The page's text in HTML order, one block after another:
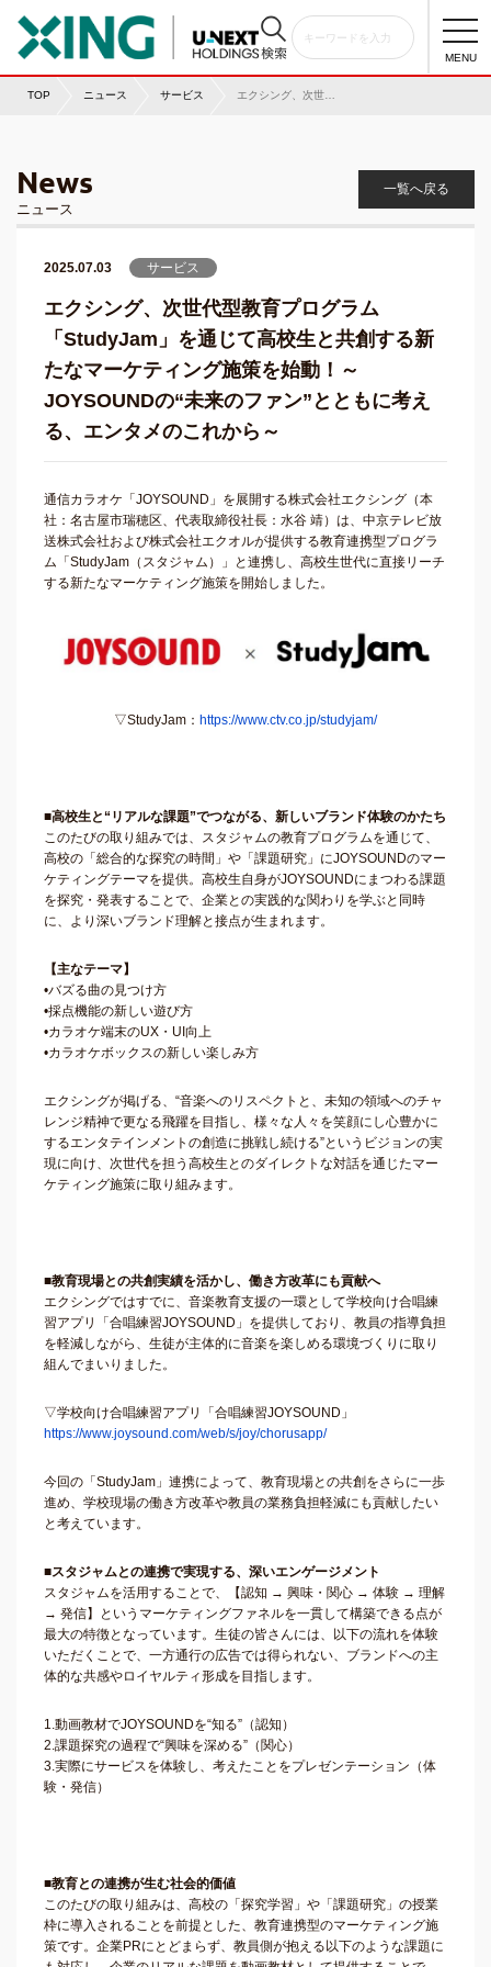
MENU
TOP ニュース サービス エクシング、次世代型教育プログラム「StudyJam」を通じて高校生と共創する新たなマーケティング施策を始動！～JOYSOUNDの“未来のファン”とともに考える、エンタメのこれから～
News
ニュース
一覧へ戻る
2025.07.03 サービス
エクシング、次世代型教育プログラム
「StudyJam」を通じて高校生と共創する新
たなマーケティング施策を始動！～
JOYSOUNDの“未来のファン”とともに考え
る、エンタメのこれから～
通信カラオケ「JOYSOUND」を展開する株式会社エクシング（本
社：名古屋市瑞穂区、代表取締役社長：水谷 靖）は、中京テレビ放
送株式会社および株式会社エクオルが提供する教育連携型プログラ
ム「StudyJam（スタジャム）」と連携し、高校生世代に直接リーチ
する新たなマーケティング施策を開始しました。
▽StudyJam： https://www.ctv.co.jp/studyjam/
■高校生と“リアルな課題”でつながる、新しいブランド体験のかたち
このたびの取り組みでは、スタジャムの教育プログラムを通じて、
高校の「総合的な探究の時間」や「課題研究」にJOYSOUNDのマー
ケティングテーマを提供。高校生自身がJOYSOUNDにまつわる課題
を探究・発表することで、企業との実践的な関わりを学ぶと同時
に、より深いブランド理解と接点が生まれます。
【主なテーマ】
•バズる曲の見つけ方
•採点機能の新しい遊び方
•カラオケ端末のUX・UI向上
•カラオケボックスの新しい楽しみ方
エクシングが掲げる、“音楽へのリスペクトと、未知の領域へのチャ
レンジ精神で更なる飛躍を目指し、様々な人々を笑顔にし心豊かに
するエンタテインメントの創造に挑戦し続ける”というビジョンの実
現に向け、次世代を担う高校生とのダイレクトな対話を通じたマー
ケティング施策に取り組みます。
■教育現場との共創実績を活かし、働き方改革にも貢献へ
エクシングではすでに、音楽教育支援の一環として学校向け合唱練
習アプリ「合唱練習JOYSOUND」を提供しており、教員の指導負担
を軽減しながら、生徒が主体的に音楽を楽しめる環境づくりに取り
組んでまいりました。
▽学校向け合唱練習アプリ「合唱練習JOYSOUND」
https://www.joysound.com/web/s/joy/chorusapp/
今回の「StudyJam」連携によって、教育現場との共創をさらに一歩
進め、学校現場の働き方改革や教員の業務負担軽減にも貢献したい
と考えています。
■スタジャムとの連携で実現する、深いエンゲージメント
スタジャムを活用することで、【認知 → 興味・関心 → 体験 → 理解
→ 発信】というマーケティングファネルを一貫して構築できる点が
最大の特徴となっています。生徒の皆さんには、以下の流れを体験
いただくことで、一方通行の広告では得られない、ブランドへの主
体的な共感やロイヤルティ形成を目指します。
1.動画教材でJOYSOUNDを“知る”（認知）
2.課題探究の過程で“興味を深める”（関心）
3.実際にサービスを体験し、考えたことをプレゼンテーション（体
験・発信）
■教育との連携が生む社会的価値
このたびの取り組みは、高校の「探究学習」や「課題研究」の授業
枠に導入されることを前提とした、教育連携型のマーケティング施
策です。企業PRにとどまらず、教員側が抱える以下のような課題に